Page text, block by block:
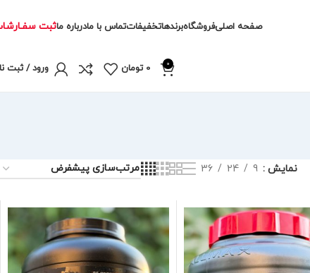
صفحه اصلیفروشگاهبرندهاتخفیفاتتماس با مادرباره ماثبت
0
0 تومان ورود / ثبت
نمایش 9
24
36